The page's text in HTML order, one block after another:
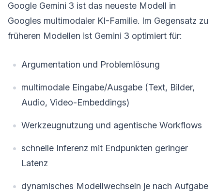
Google Gemini 3 ist das neueste Modell in
Googles multimodaler KI-Familie. Im Gegensatz zu
früheren Modellen ist Gemini 3 optimiert für:
Argumentation und Problemlösung
multimodale Eingabe/Ausgabe (Text, Bilder,
Audio, Video-Embeddings)
Werkzeugnutzung und agentische Workflows
schnelle Inferenz mit Endpunkten geringer
Latenz
dynamisches Modellwechseln je nach Aufgabe